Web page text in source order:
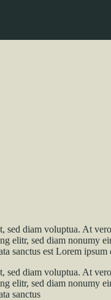
diam voluptua. At
elitr, sed diam nonumy
sanctus est Lorem ipsum
diam voluptua. At
elitr, sed diam nonumy
sanctus